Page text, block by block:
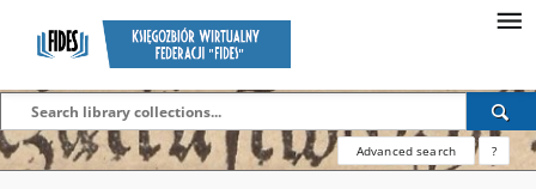
Advanced search ?